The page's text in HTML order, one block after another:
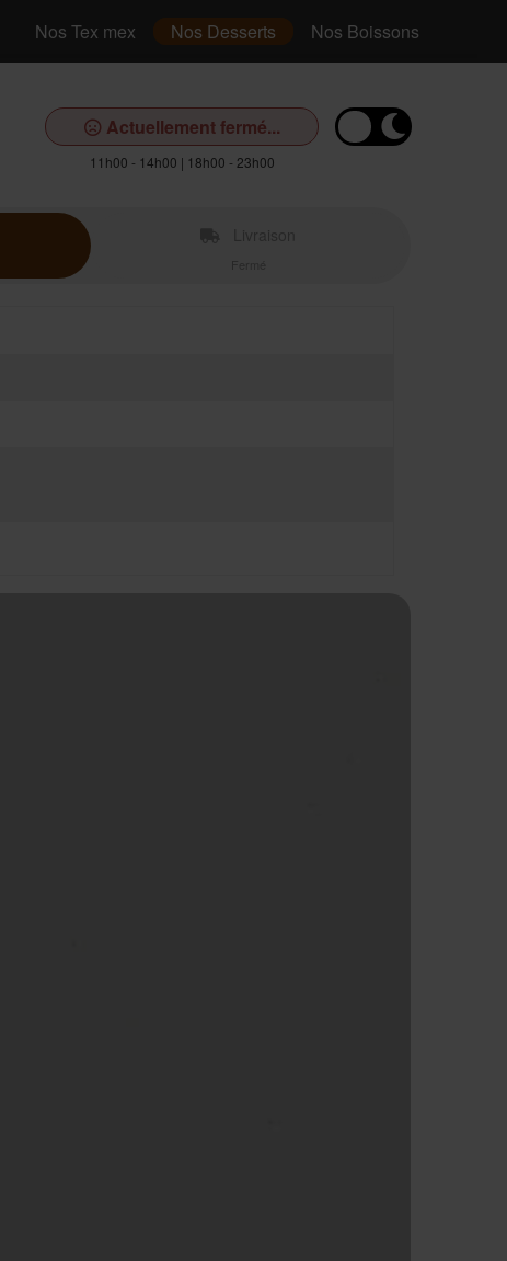
Nos Tex mex Nos Desserts Nos Boissons
Actuellement fermé...
11h00 - 14h00 | 18h00 - 23h00